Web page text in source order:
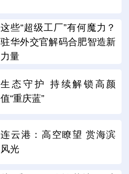
这些“超级工厂”有何魔力？
驻华外交官解码合肥智造新
力量
生态守护 持续解锁高颜
值“重庆蓝”
连云港：高空瞭望 赏海滨
风光